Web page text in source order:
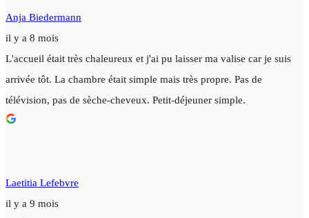
Anja Biedermann
il y a 8 mois
L'accueil était très chaleureux et j'ai pu laisser ma valise car je suis
arrivée tôt. La chambre était simple mais très propre. Pas de
télévision, pas de sèche-cheveux. Petit-déjeuner simple.
Laetitia Lefebvre
il y a 9 mois